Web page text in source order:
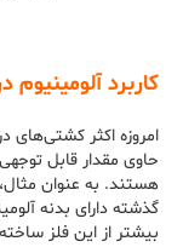
کاربرد
امروزه اکثر کشتی‌های
حاوی مقدار قابل
هستند. به عنوان
گذشته دارای بدنه
بیشتر از این فلز